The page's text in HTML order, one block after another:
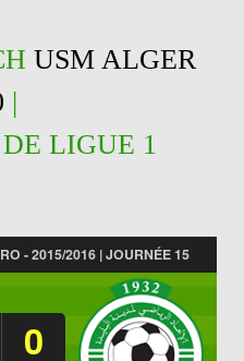
USM ALGER
|
LIGUE 1
- 2015/2016 | JOURNÉE 15
0